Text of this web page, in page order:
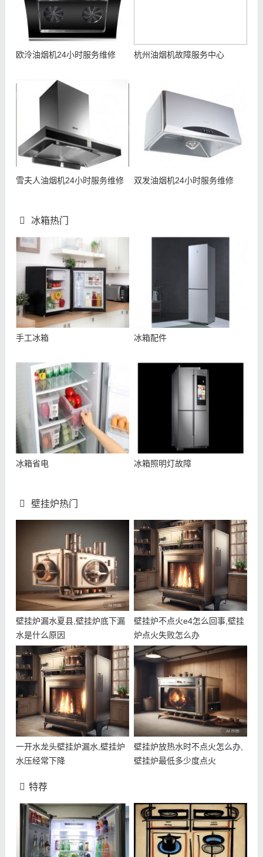
欧泠油烟机24小时服务维修 杭州油烟机故障服务中心
雪夫人油烟机24小时服务维修 双发油烟机24小时服务维修
冰箱热门
手工冰箱 冰箱配件
冰箱省电 冰箱照明灯故障
壁挂炉热门
壁挂炉漏水夏县,壁挂炉底下漏
水是什么原因
壁挂炉不点火e4怎么回事,壁挂
炉点火失败怎么办
一开水龙头壁挂炉漏水,壁挂炉
水压经常下降
壁挂炉放热水时不点火怎么办,
壁挂炉最低多少度点火
特荐